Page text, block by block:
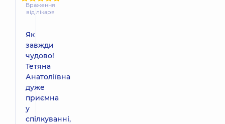
Враження
від лікаря
Як
завжди
чудово!
Тетяна
Анатоліївна
дуже
приємна
у
спілкуванні,